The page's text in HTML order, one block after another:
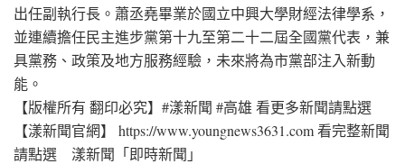
出任副執行長。蕭丞堯畢業於國立中興大學財經法律學系，
並連續擔任民主進步黨第十九至第二十二屆全國黨代表，兼
具黨務、政策及地方服務經驗，未來將為市黨部注入新動
能。
【版權所有 翻印必究】#漾新聞 #高雄 看更多新聞請點選
【漾新聞官網】 https://www.youngnews3631.com 看完整新聞
請點選 漾新聞「即時新聞」